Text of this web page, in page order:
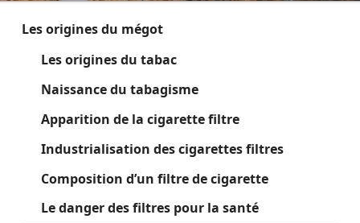
Les origines du mégot
Les origines du tabac
Naissance du tabagisme
Apparition de la cigarette filtre
Industrialisation des cigarettes filtres
Composition d’un filtre de cigarette
Le danger des filtres pour la santé